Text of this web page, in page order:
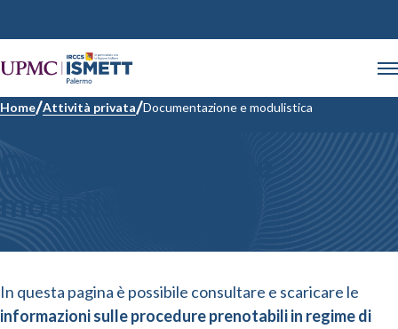
Home Attività privata Documentazione e modulistica
In questa pagina è possibile consultare e scaricare le
informazioni sulle procedure prenotabili in regime di